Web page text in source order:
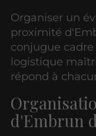
Organiser un
proximité
conjugue
logistique
répond à
d'Embrun